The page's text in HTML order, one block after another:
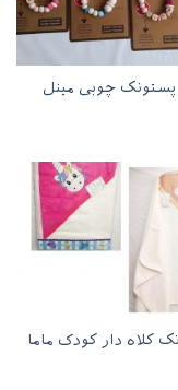
پستونک چوبی مینل
کلاه دار کودک ماما